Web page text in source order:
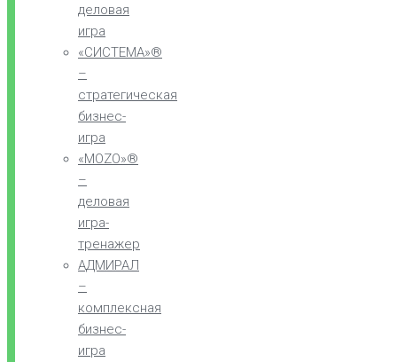
деловая
игра
«СИСТЕМА»®
–
стратегическая
бизнес-
игра
«MOZO»®
–
деловая
игра-
тренажер
АДМИРАЛ
–
комплексная
бизнес-
игра